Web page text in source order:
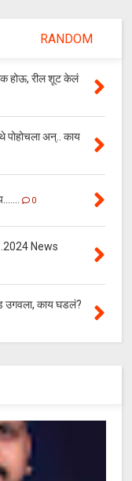
RANDOM
होऊ, रील शूट केलं
पोहोचला अन्.. काय
0
News
उगवला, काय घडलं?